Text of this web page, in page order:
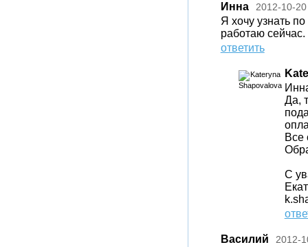
Инна 2012-10-20
Я хочу узнать
работаю сейчас.
ответить
Да,
Все
С
Василий 2012-